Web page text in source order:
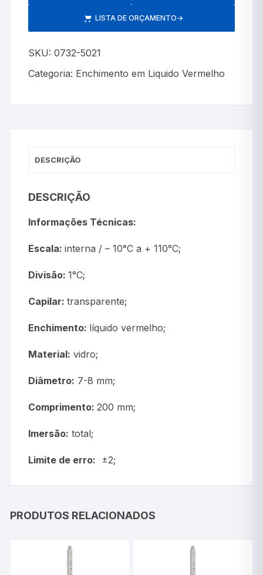
LISTA DE ORÇAMENTO→
SKU:0732-5021
Categoria: Enchimento em Liquido Vermelho
DESCRIÇÃO
DESCRIÇÃO
Informações Técnicas:
Escala:interna / – 10°C a + 110°C;
Divisão:1°C;
Capilar:transparente;
Enchimento: líquido vermelho;
Material: vidro;
Diâmetro: 7-8 mm;
Comprimento:200 mm;
Imersão: total;
Limite de erro: ±2;
PRODUTOS RELACIONADOS